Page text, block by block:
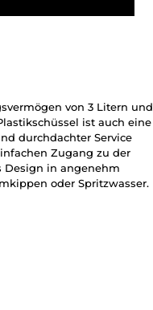
von 3 Litern und
ist auch eine
durchdachter Service
Zugang zu der
Design in angenehm
oder Spritzwasser.